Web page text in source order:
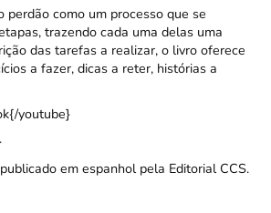
perdão como um processo que se
trazendo cada uma delas uma
das tarefas a realizar, o livro oferece
a fazer, dicas a reter, histórias a
youtube}
em espanhol pela Editorial CCS.